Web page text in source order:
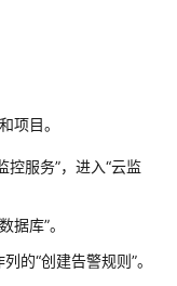
项目。
控服务”，进入“云监
据库”。
列的“创建告警规则”。